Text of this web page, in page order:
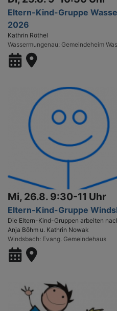
Eltern-Kind-Gruppe
2026
Kathrin Röthel
Wassermungenau Gemeindeheim
Mi, 26.8. 9:30-11 Uhr
Eltern-Kind-Gruppe
Die Eltern-Kind-Gruppen arbeiten
Anja Böhm u. Kathrin Nowak
Windsbach Evang. Gemeindehaus